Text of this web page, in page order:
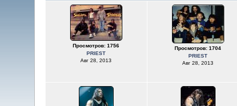
Просмотров: 1756
PRIEST
Авг 28, 2013
Просмотров: 1704
PRIEST
Авг 28, 2013